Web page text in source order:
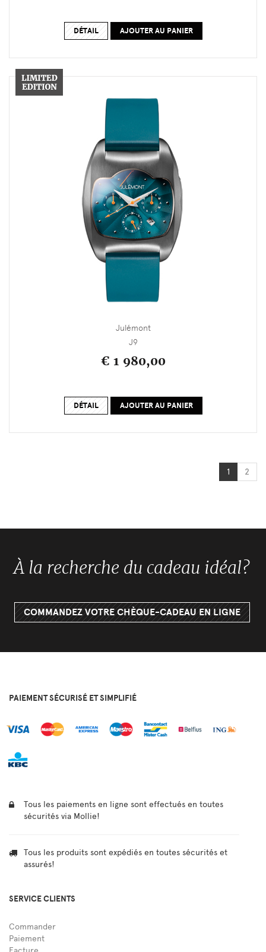
DÉTAIL AJOUTER AU PANIER
Julémont
J9
€ 1 980,00
DÉTAIL AJOUTER AU PANIER
1 2
À la recherche du cadeau idéal?
COMMANDEZ VOTRE CHÈQUE-CADEAU EN LIGNE
PAIEMENT SÉCURISÉ ET SIMPLIFIÉ
Tous les paiements en ligne sont effectués en toutes
sécurités via Mollie!
Tous les produits sont expédiés en toutes sécurités et
assurés!
SERVICE CLIENTS
Commander
Paiement